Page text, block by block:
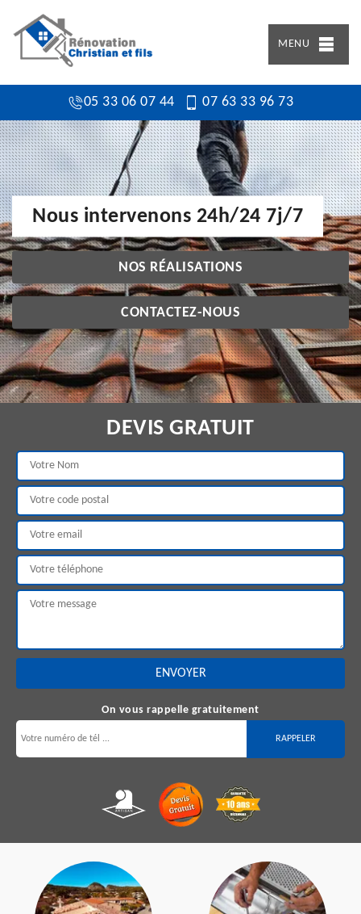
MENU
05 33 06 07 44 07 63 33 96 73
Nous intervenons 24h/24 7j/7
NOS RÉALISATIONS
CONTACTEZ-NOUS
DEVIS GRATUIT
On vous rappelle gratuitement